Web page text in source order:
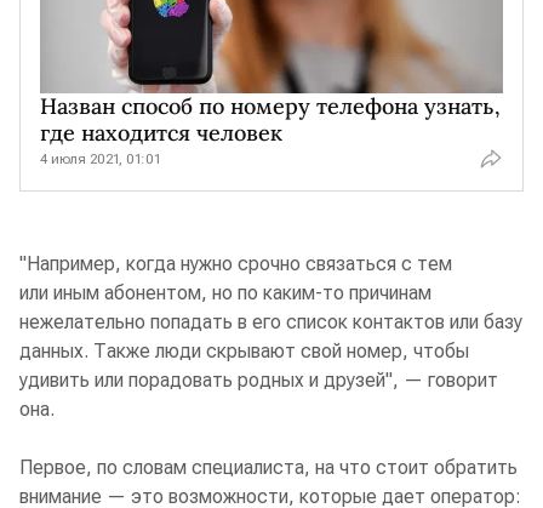
Назван способ по номеру телефона узнать,
где находится человек
4 июля 2021, 01:01
"Например, когда нужно срочно связаться с тем
или иным абонентом, но по каким-то причинам
нежелательно попадать в его список контактов или базу
данных. Также люди скрывают свой номер, чтобы
удивить или порадовать родных и друзей", — говорит
она.
Первое, по словам специалиста, на что стоит обратить
внимание — это возможности, которые дает оператор: